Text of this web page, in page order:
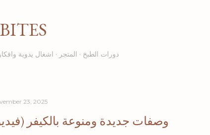
اشغال يدوية المتجر دورات الطبخ
23, 2025
وصفات جديدة ومنوعة بالكيفر